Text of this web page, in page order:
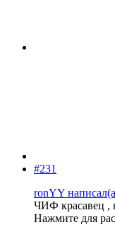
#231
ronYY
ЧИФ красавец ,
Нажмите для